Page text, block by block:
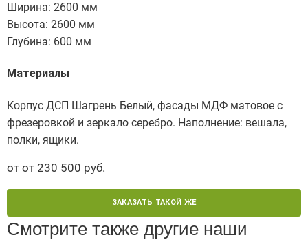
Ширина: 2600 мм
Высота: 2600 мм
Глубина: 600 мм
Материалы
Корпус ДСП Шагрень Белый, фасады МДФ матовое с
фрезеровкой и зеркало серебро. Наполнение: вешала,
полки, ящики.
от от 230 500 руб.
ЗАКАЗАТЬ ТАКОЙ ЖЕ
Смотрите также другие наши